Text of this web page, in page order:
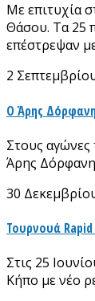
Με επιτυχία
Θάσου. Τα 25
επέστρεψαν
2
Ο Άρης
Στους
Άρης
30
Τουρνουά
Στις 25
Κήπο με νέο